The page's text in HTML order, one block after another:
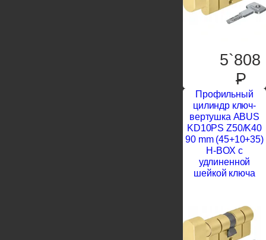
5`808
P
Профильный
цилиндр ключ-
вертушка ABUS
KD10PS Z50/K40
90 mm (45+10+35)
H-BOX с
удлиненной
шейкой ключа